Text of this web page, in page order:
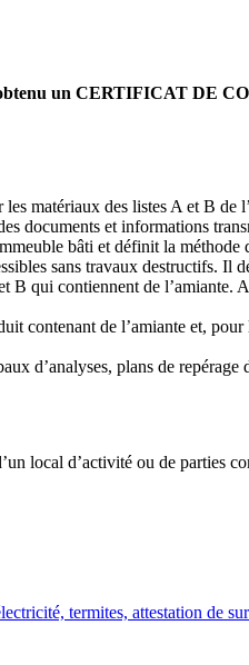
un CERTIFICAT DE
matériaux des listes A et B de
documents et informations
bâti et définit la méthode
sans travaux destructifs. Il
qui contiennent de l’amiante.
contenant de l’amiante et,
d’analyses, plans de
local d’activité ou de parties
termites, attestation de